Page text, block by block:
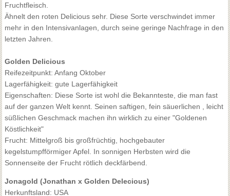
Fruchtfleisch.
Ähnelt den roten Delicious sehr. Diese Sorte verschwindet immer
mehr in den Intensivanlagen, durch seine geringe Nachfrage in den
letzten Jahren.
Golden Delicious
Reifezeitpunkt: Anfang Oktober
Lagerfähigkeit: gute Lagerfähigkeit
Eigenschaften: Diese Sorte ist wohl die Bekannteste, die man fast
auf der ganzen Welt kennt. Seinen saftigen, fein säuerlichen , leicht
süßlichen Geschmack machen ihn wirklich zu einer "Goldenen
Köstlichkeit"
Frucht: Mittelgroß bis großfrüchtig, hochgebauter
kegelstumpfförmiger Apfel. In sonnigen Herbsten wird die
Sonnenseite der Frucht rötlich deckfärbend.
Jonagold (Jonathan x Golden Delecious)
Herkunftsland: USA